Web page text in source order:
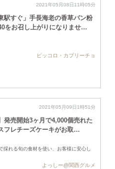
2021年05月08日11時05分
駅すぐ」手長海老の香草パン粉
をお召し上がりになりませ…
ピッコロ・カプリーチョ
2021年05月09日1時51分
発売開始3ヶ月で4,000個売れた
フレチーズケーキがお取…
れる旬の食材を使い、お客様に安心し
よっしー@関西グルメ